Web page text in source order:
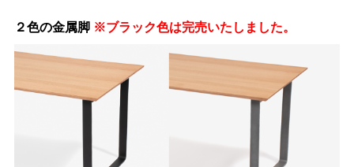
２色の金属脚 ※ブラック色は完売いたしました。